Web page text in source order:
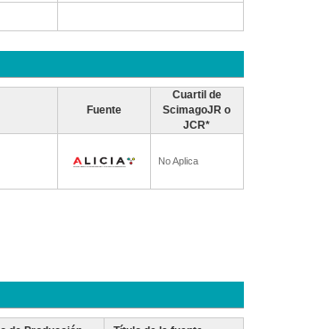
Fuente
Cuartil de
ScimagoJR o
JCR*
No Aplica